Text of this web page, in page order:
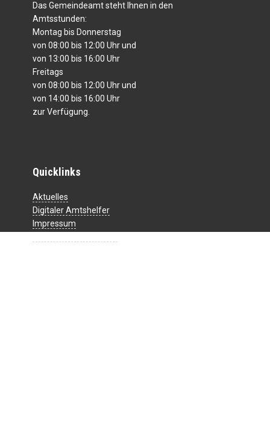
Das Gemeindeamt steht Ihnen in den
Amtsstunden:
Montag bis Donnerstag
von 08:00 bis 12:00 Uhr und
von 13:00 bis 16:00 Uhr
Freitags
von 08:00 bis 12:00 Uhr und
von 14:00 bis 16:00 Uhr
zur Verfügung.
Quicklinks
Aktuelles
Digitaler Amtshelfer
Impressum